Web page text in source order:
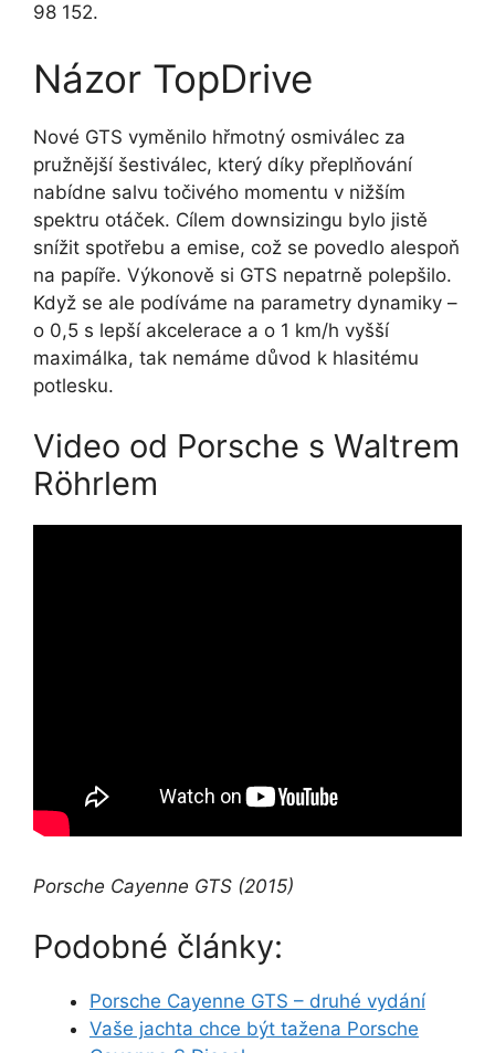
98 152.
Názor TopDrive
Nové GTS vyměnilo hřmotný osmiválec za
pružnější šestiválec, který díky přeplňování
nabídne salvu točivého momentu v nižším
spektru otáček. Cílem downsizingu bylo jistě
snížit spotřebu a emise, což se povedlo alespoň
na papíře. Výkonově si GTS nepatrně polepšilo.
Když se ale podíváme na parametry dynamiky –
o 0,5 s lepší akcelerace a o 1 km/h vyšší
maximálka, tak nemáme důvod k hlasitému
potlesku.
Video od Porsche s Waltrem
Röhrlem
Porsche Cayenne GTS (2015)
Podobné články:
Porsche Cayenne GTS – druhé vydání
Vaše jachta chce být tažena Porsche